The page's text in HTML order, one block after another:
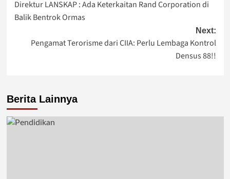
navigation
Direktur LANSKAP : Ada Keterkaitan Rand Corporation di
Balik Bentrok Ormas
Next:
Pengamat Terorisme dari CIIA: Perlu Lembaga Kontrol
Densus 88!!
Berita Lainnya